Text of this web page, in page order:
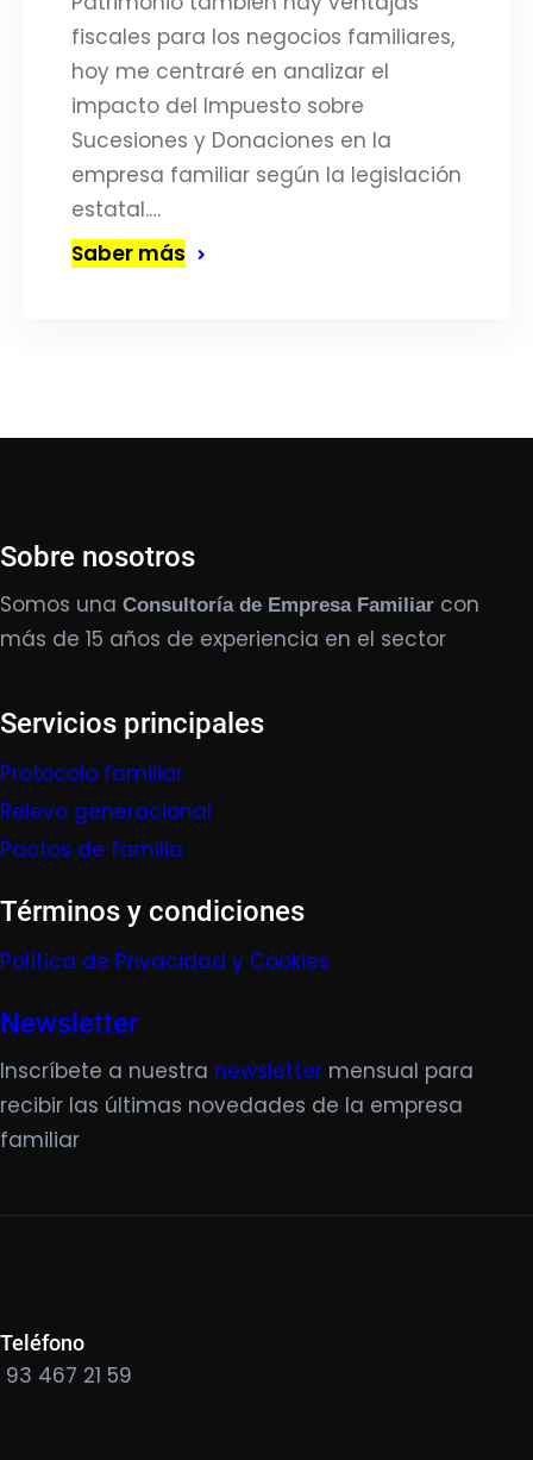
fiscales para los negocios familiares,
hoy me centraré en analizar el
impacto del Impuesto sobre
Sucesiones y Donaciones en la
empresa familiar según la legislación
estatal.…
Saber más
Sobre nosotros
Somos una Consultoría de Empresa Familiar con
más de 15 años de experiencia en el sector
Servicios principales
Protocolo familiar
Relevo generacional
Pactos de familia
Términos y condiciones
Política de Privacidad y Cookies
Newsletter
Inscríbete a nuestra newsletter mensual para
recibir las últimas novedades de la empresa
familiar
Teléfono
93 467 21 59